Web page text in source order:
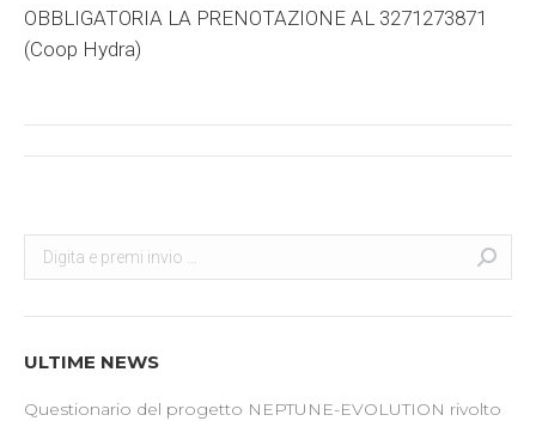
OBBLIGATORIA LA PRENOTAZIONE AL 3271273871
(Coop Hydra)
Post
Search:
Cerca
ULTIME NEWS
Questionario del progetto NEPTUNE-EVOLUTION rivolto